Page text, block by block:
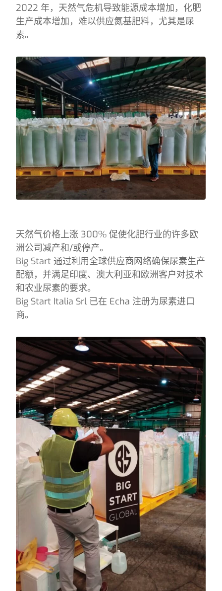
2022 年，天然气危机导致能源成本增加，化肥
生产成本增加，难以供应氮基肥料，尤其是尿
素。
天然气价格上涨 300% 促使化肥行业的许多欧
洲公司减产和/或停产。
Big Start 通过利用全球供应商网络确保尿素生产
配额，并满足印度、澳大利亚和欧洲客户对技术
和农业尿素的要求。
Big Start Italia Srl 已在 Echa 注册为尿素进口
商。